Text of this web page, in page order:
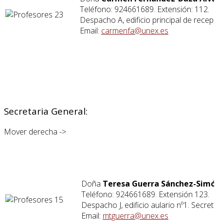
Teléfono: 924661689. Extensión: 112.
Despacho A, edificio principal de
Email: carmenfa@unex.es
Secretaria General:
Mover derecha ->
Doña Teresa Guerra Sánchez-
Teléfono: 924661689. Extensión 123.
Despacho J, edificio aulario nº1.
Email: mtguerra@unex.es